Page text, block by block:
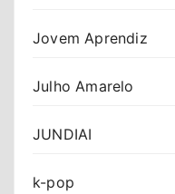
Jovem Aprendiz
Julho Amarelo
JUNDIAI
k-pop